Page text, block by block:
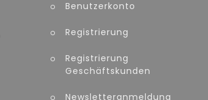
Benutzerkonto
Registrierung
Registrierung
Geschäftskunden
Newsletteranmeldung